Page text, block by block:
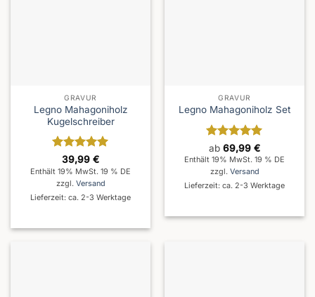
GRAVUR
Legno Mahagoniholz
Kugelschreiber
Bewertet
mit 5von
5
39,99 €
Enthält 19% MwSt. 19 % DE
zzgl. Versand
Lieferzeit: ca. 2-3 Werktage
GRAVUR
Legno Mahagoniholz Set
Bewertet
mit5von
5
ab 69,99 €
Enthält 19% MwSt. 19 % DE
zzgl. Versand
Lieferzeit: ca. 2-3 Werktage